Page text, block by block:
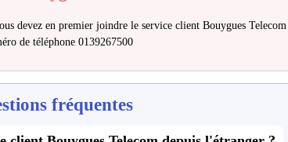
devez en premier joindre le service client Bouygues Telecom
de téléphone 0139267500
fréquentes